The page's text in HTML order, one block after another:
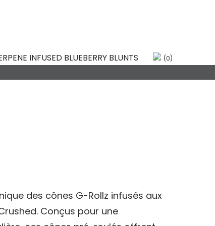
(0)
des cônes G-Rollz infusés aux
Conçus pour une